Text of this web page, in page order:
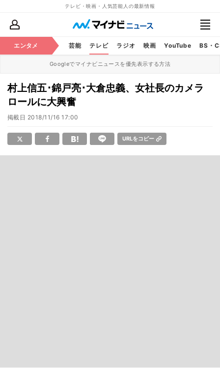
テレビ・映画・人気芸能人の最新情報
エンタメ 芸能 テレビ ラジオ 映画 YouTube BS・
Googleでマイナビニュースを優先表示する方法
村上信五･錦戸亮･大倉忠義、女社長のカメラ
ロールに大興奮
掲載日 2018/11/16 17:00
URLをコピー